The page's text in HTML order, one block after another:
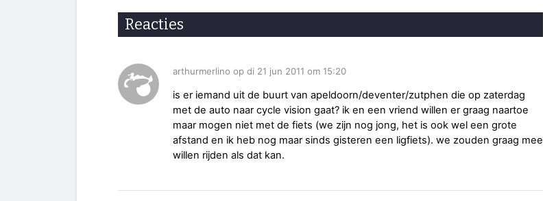
Reacties
arthurmerlino op di 21 jun 2011 om 15:20
is er iemand uit de buurt van apeldoorn/deventer/zutphen die op zaterdag
met de auto naar cycle vision gaat? ik en een vriend willen er graag naartoe
maar mogen niet met de fiets (we zijn nog jong, het is ook wel een grote
afstand en ik heb nog maar sinds gisteren een ligfiets). we zouden graag mee
willen rijden als dat kan.